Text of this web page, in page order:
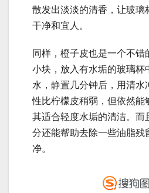
散发出淡淡的清香，让玻璃
干净和宜人。
同样，橙子皮也是一个不错
小块，放入有水垢的玻璃杯
水，静置几分钟后，用清水
性比柠檬皮稍弱，但依然能
其适合轻度水垢的清洁。而
分还能帮助去除一些油脂残
净。